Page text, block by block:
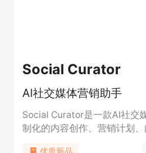
Social Curator
AI社交媒体营销助手
Social Curator是一款AI社交
制化的内容创作、营销计划